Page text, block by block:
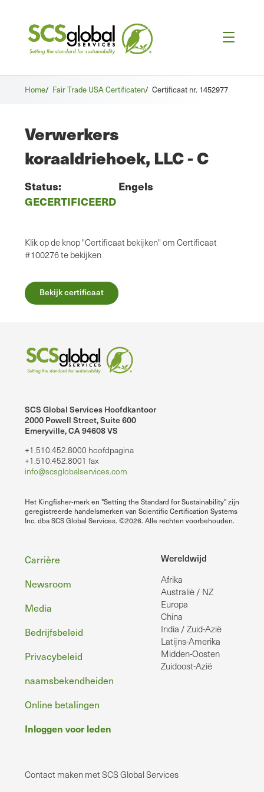
Home/ Fair Trade USA Certificaten/ Certificaat nr. 1452977
Verwerkers
koraaldriehoek, LLC - C
Status:
GECERTIFICEERD
Engels
Klik op de knop "Certificaat bekijken" om Certificaat
#100276 te bekijken
Bekijk certificaat
SCS Global Services Hoofdkantoor
2000 Powell Street, Suite 600
Emeryville, CA 94608 VS
+1.510.452.8000 hoofdpagina
+1.510.452.8001 fax
info@scsglobalservices.com
Het Kingfisher-merk en "Setting the Standard for Sustainability" zijn
geregistreerde handelsmerken van Scientific Certification Systems
Inc. dba SCS Global Services. ©2026. Alle rechten voorbehouden.
Wereldwijd
Afrika
Australië / NZ
Europa
China
India / Zuid-Azië
Latijns-Amerika
Midden-Oosten
Zuidoost-Azië
Voettekst
Carrière
Newsroom
Media
Bedrijfsbeleid
Privacybeleid
naamsbekendheiden
Online betalingen
Inloggen voor leden
Contact maken met SCS Global Services